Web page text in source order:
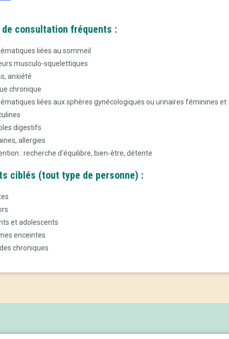
consultation fréquents :
liées au sommeil
musculo-squelettiques
anxiété
chronique
liées aux sphères gynécologiques ou urinaires féminines et
digestifs
allergies
: recherche d'équilibre, bien-être, détente
ciblés (tout type de personne) :
et adolescents
enceintes
chroniques